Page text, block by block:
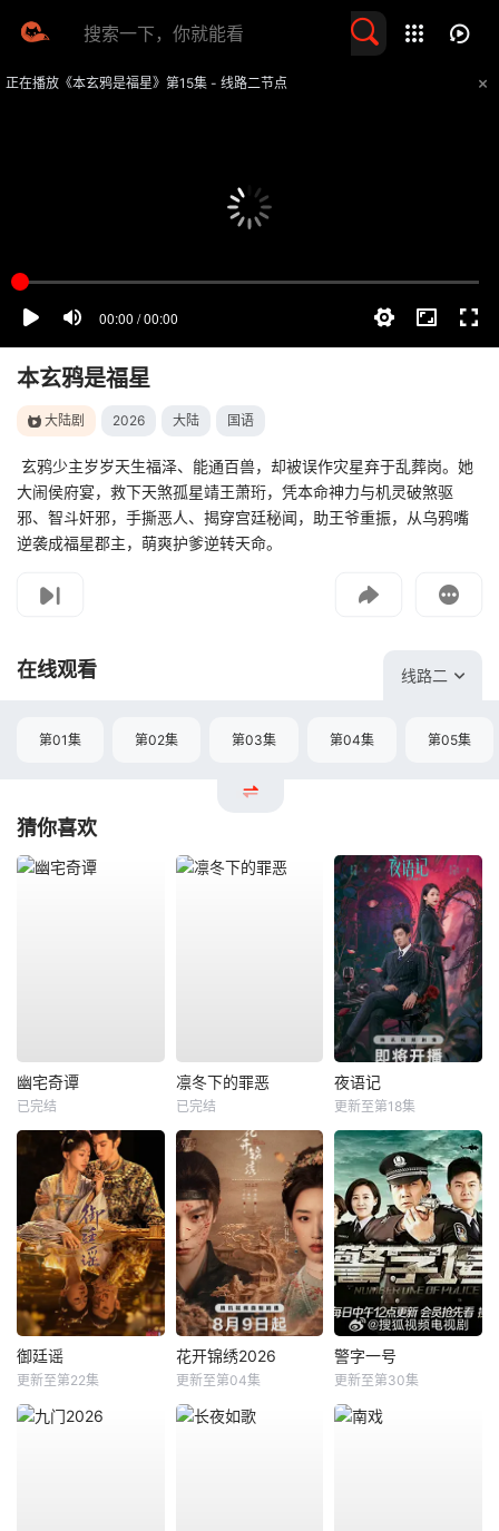
正在播放《本玄鸦是福星》第15集 - 线路二节点
本玄鸦是福星
大陆剧 2026 大陆 国语
玄鸦少主岁岁天生福泽、能通百兽，却被误作灾星弃于乱葬岗。她
大闹侯府宴，救下天煞孤星靖王萧珩，凭本命神力与机灵破煞驱
邪、智斗奸邪，手撕恶人、揭穿宫廷秘闻，助王爷重振，从乌鸦嘴
逆袭成福星郡主，萌爽护爹逆转天命。
如遇无法播放请提交给我们
在线观看 线路二
第01集 第02集 第03集 第04集 第05集
猜你喜欢
幽宅奇谭
已完结
凛冬下的罪恶
已完结
夜语记
更新至第18集
御廷谣
更新至第22集
花开锦绣2026
更新至第04集
警字一号
更新至第30集